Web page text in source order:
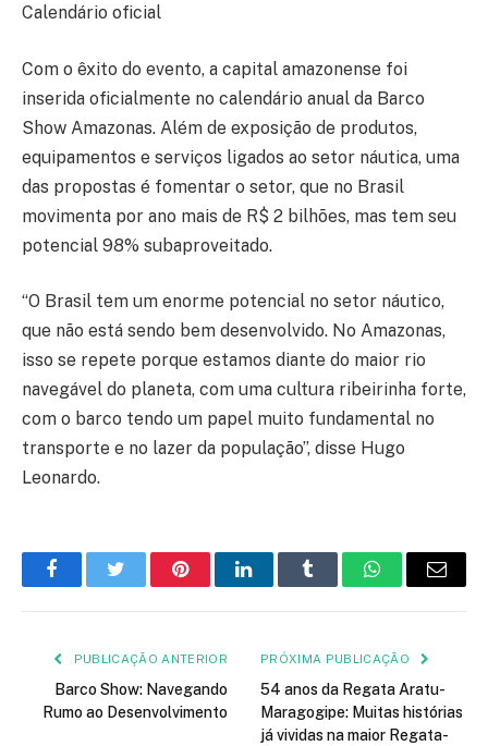
Calendário oficial
Com o êxito do evento, a capital amazonense foi
inserida oficialmente no calendário anual da Barco
Show Amazonas. Além de exposição de produtos,
equipamentos e serviços ligados ao setor náutica, uma
das propostas é fomentar o setor, que no Brasil
movimenta por ano mais de R$ 2 bilhões, mas tem seu
potencial 98% subaproveitado.
“O Brasil tem um enorme potencial no setor náutico,
que não está sendo bem desenvolvido. No Amazonas,
isso se repete porque estamos diante do maior rio
navegável do planeta, com uma cultura ribeirinha forte,
com o barco tendo um papel muito fundamental no
transporte e no lazer da população”, disse Hugo
Leonardo.
FacebookTwitter PinterestLinkedInTumblr WhatsApp
E-
PUBLICAÇÃO ANTERIOR
Barco Show: Navegando
Rumo ao Desenvolvimento
PRÓXIMA PUBLICAÇÃO
54 anos da Regata Aratu-
Maragogipe: Muitas histórias
já vividas na maior Regata-